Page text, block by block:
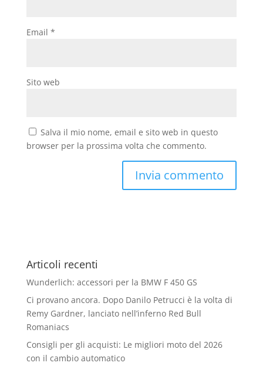
Email *
Sito web
Salva il mio nome, email e sito web in questo
browser per la prossima volta che commento.
Articoli recenti
Wunderlich: accessori per la BMW F 450 GS
Ci provano ancora. Dopo Danilo Petrucci è la volta di
Remy Gardner, lanciato nell’inferno Red Bull
Romaniacs
Consigli per gli acquisti: Le migliori moto del 2026
con il cambio automatico